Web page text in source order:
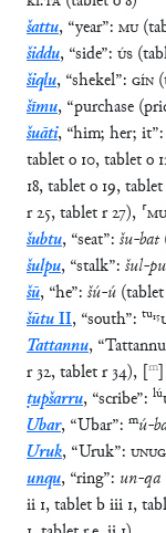
šattu, “year”: MU(
šiddu, “side”: ÚS (
šiqlu, “shekel”: GÍN (
šīmu, “purchase
šuāti, “him; her; it”:
tableto 10,tableto
18,tableto 19,tablet
r25,tabletr27), ⸢MU
šubtu, “seat”: šu-bat
šulpu, “stalk”: šul-pu
šū, “he”: šú-ú (tablet
šūtuII, “south”: tu₁₅
Tattannu, “Tattannu
r32,tabletr34), [m]
ṭupšarru, “scribe”: lú
Ubar, “Ubar”: mú-
Uruk, “Uruk”: UNUG
unqu, “ring”: un-qa
ii 1,tabletbiii 1,